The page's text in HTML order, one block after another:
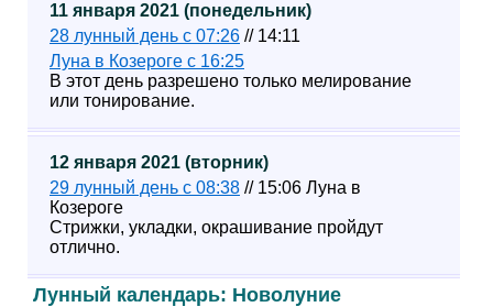
11 января 2021 (понедельник)
28 лунный день с 07:26 // 14:11
Луна в Козероге с 16:25
В этот день разрешено только мелирование
или тонирование.
12 января 2021 (вторник)
29 лунный день с 08:38 // 15:06 Луна в
Козероге
Стрижки, укладки, окрашивание пройдут
отлично.
Лунный календарь: Новолуние